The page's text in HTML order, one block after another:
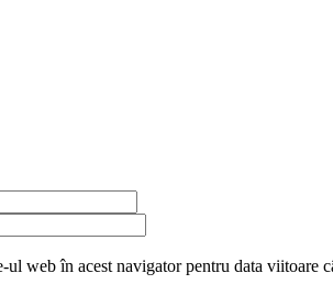
web în acest navigator pentru data viitoare